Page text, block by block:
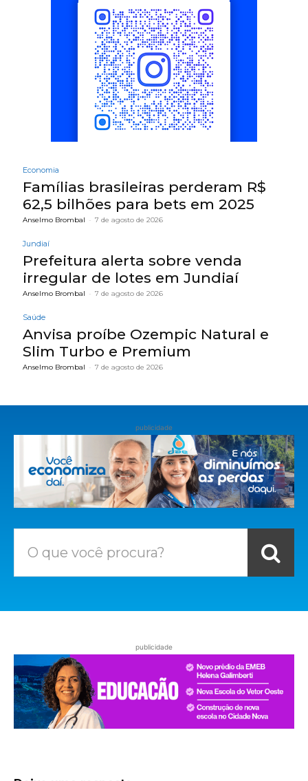
Economia
Famílias brasileiras perderam R$
62,5 bilhões para bets em 2025
Anselmo Brombal - 7 de agosto de 2026
Jundiaí
Prefeitura alerta sobre venda
irregular de lotes em Jundiaí
Anselmo Brombal - 7 de agosto de 2026
Saúde
Anvisa proíbe Ozempic Natural e
Slim Turbo e Premium
Anselmo Brombal - 7 de agosto de 2026
publicidade
O que você procura?
publicidade